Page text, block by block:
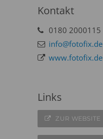
Kontakt
0180 2000115
info@fotofix.de
www.fotofix.de
Links
ZUR WEBSITE